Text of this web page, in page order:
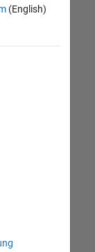
(English)